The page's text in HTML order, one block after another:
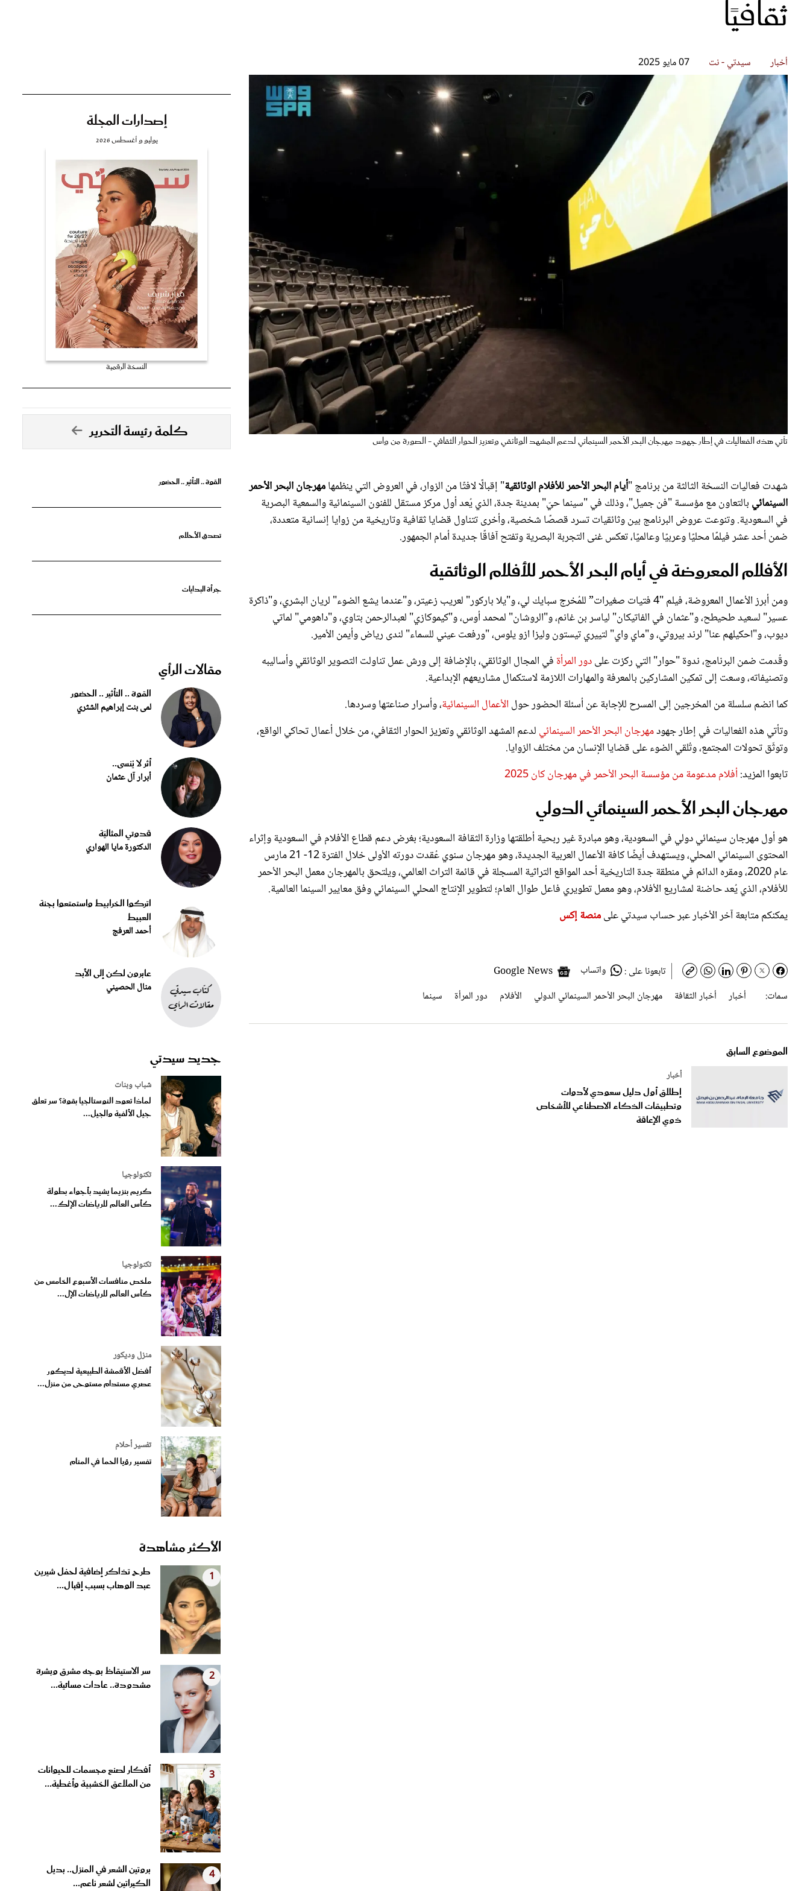
ثقافيًا
أخبار سيدتي - نت 07 مايو 2025
تأتي هذه الفعاليات في إطار جهود مهرجان البحر الأحمر السينمائي لدعم المشهد الوثائقي وتعزيز الحوار الثقافي - الصورة من واس
شهدت فعاليات النسخة الثالثة من برنامج "أيام البحر الأحمر للأفلام الوثائقية" إقبالًا لافتًا من الزوار، في العروض التي ينظمهامهرجان البحر الأحمر
السينمائي بالتعاون مع مؤسسة "فن جميل"، وذلك في "سينما حيّ" بمدينة جدة، الذي يُعد أول مركز مستقل للفنون السينمائية والسمعية البصرية
في السعودية. وتنوعت عروض البرنامج بين وثائقيات تسرد قصصًا شخصية، وأخرى تتناول قضايا ثقافية وتاريخية من زوايا إنسانية متعددة،
ضمن أحد عشر فيلمًا محليًا وعربيًا وعالميًا، تعكس غنى التجربة البصرية وتفتح آفاقًا جديدة أمام الجمهور.
الأفلام المعروضة في أيام البحر الأحمر للأفلام الوثائقية
ومن أبرز الأعمال المعروضة، فيلم "4 فتيات صغيرات” للمُخرج سبايك لي، و"يلا باركور" لعريب زعيتر، و"عندما يشع الضوء" لريان البشري، و"ذاكرة
عسير" لسعيد طحيطح، و"عثمان في الفاتيكان" لياسر بن غانم، و"الروشان" لمحمد أوس، و"كيموكازي" لعبدالرحمن بتاوي، و"داهومي" لماتي
ديوب، و"احكيلهم عنا" لرند بيروتي، و"ماي واي" لتييري تيستون وليزا ازو يلوس، "ورفعت عيني للسماء" لندى رياض وأيمن الأمير.
وقُدمت ضمن البرنامج، ندوة "حوار" التي ركزت علىدور المرأة في المجال الوثائقي، بالإضافة إلى ورش عمل تناولت التصوير الوثائقي وأساليبه
وتصنيفاته، وسعت إلى تمكين المشاركين بالمعرفة والمهارات اللازمة لاستكمال مشاريعهم الإبداعية.
كما انضم سلسلة من المخرجين إلى المسرح للإجابة عن أسئلة الحضور حول الأعمال السينمائية، وأسرار صناعتها وسردها.
وتأتي هذه الفعاليات في إطار جهودمهرجان البحر الأحمر السينمائي لدعم المشهد الوثائقي وتعزيز الحوار الثقافي، من خلال أعمال تحاكي الواقع،
وتوثّق تحولات المجتمع، وتُلقي الضوء على قضايا الإنسان من مختلف الزوايا.
تابعوا المزيد:أفلام مدعومة من مؤسسة البحر الأحمر في مهرجان كان 2025
مهرجان البحر الأحمر السينمائي الدولي
هو أول مهرجان سينمائي دولي في السعودية، وهو مبادرة غير ربحية أطلقتها وزارة الثقافة السعودية؛ بغرض دعم قطاع الأفلام في السعودية وإثراء
المحتوى السينمائي المحلي، ويستهدف أيضًا كافة الأعمال العربية الجديدة، وهو مهرجان سنوي عُقدت دورته الأولى خلال الفترة 12- 21 مارس
عام 2020، ومقره الدائم في منطقة جدة التاريخية أحد المواقع التراثية المسجلة في قائمة التراث العالمي، ويلتحق بالمهرجان معمل البحر الأحمر
للأفلام، الذي يُعد حاضنة لمشاريع الأفلام، وهو معمل تطويري فاعل طوال العام؛ لتطوير الإنتاج المحلي السينمائي وفق معايير السينما العالمية.
يمكنكم متابعة آخر الأخبار عبر حساب سيدتي علىمنصة إكس
تابعونا على : واتساب
سمات:
أخبار أخبار الثقافة ﻣﻬﺮﺟﺎﻥ ﺍﻟﺒﺤﺮ ﺍﻷﺣﻤﺮ ﺍﻟﺴﻴﻨﻤﺎﺋﻲ ﺍﻟﺪﻭﻟﻲ الأفلام دور المرأة سينما
الموضوع السابق
أخبار
إطلاق أول دليل سعودي لأدوات
وتطبيقات الذكاء الاصطناعي للأشخاص
ذوي الإعاقة
إصدارات المجلة
يوليو و أغسطس 2026
النسخة الرقمية
كلمة رئيسة التحرير
القوة .. التأثير .. الحضور
تصدق الأحلام
جرأة البدايات
مقالات الرأي
القوة .. التأثير .. الحضور
لمى بنت إبراهيم الشثري
أثر لا يُنسى..
أبرار آل عثمان
قدوتي المثاليّة
الدكتورة مايا الهواري
اتركوا الخرابيط واستمتعوا بجنة
العبيط
أحمد العرفج
عابرون لكن إلى الأبد
منال الحصيني
جديد سيدتي
شباب وبنات
لماذا تعود النوستالجيا بقوة؟ سر تعلق
جيل الألفية والجيل...
تكنولوجيا
كريم بنزيما يشيد بأجواء بطولة
كأس العالم للرياضات الإلك...
تكنولوجيا
ملخص منافسات الأسبوع الخامس من
كأس العالم للرياضات الإل...
منزل وديكور
أفضل الأقمشة الطبيعية لديكور
عصري مستدام مستوحى من منزل...
تفسير أحلام
تفسير رؤيا الحما في المنام
الأكثر مشاهدة
1
طرح تذاكر إضافية لحفل شيرين
عبد الوهاب بسبب إقبال...
2
سر الاستيقاظ بوجه مشرق وبشرة
مشدودة.. عادات مسائية...
3
أفكار لصنع مجسمات للحيوانات
من الملاعق الخشبية وأغطية...
4
بروتين الشعر في المنزل.. بديل
الكيراتين لشعر ناعم...
قصص ملهمة
شباب وبنات
مجلة سيدتي
غلاف رفمي